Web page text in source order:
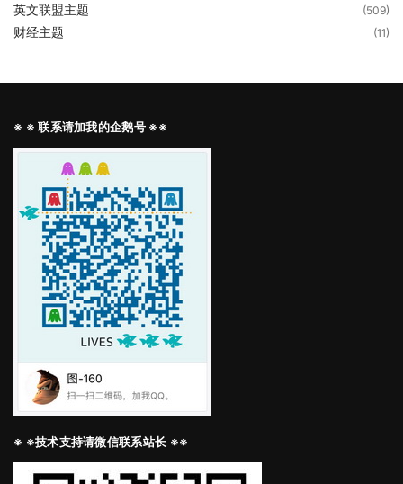
英文联盟主题 (509)
财经主题 (11)
※ ※ 联系请加我的企鹅号 ※※
※ ※技术支持请微信联系站长 ※※